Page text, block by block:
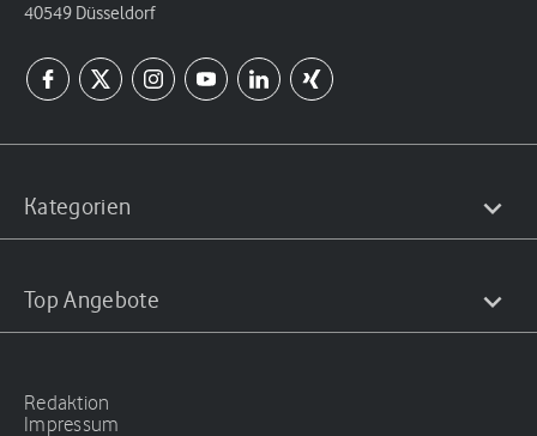
40549 Düsseldorf
Kategorien
Top Angebote
Redaktion
Impressum